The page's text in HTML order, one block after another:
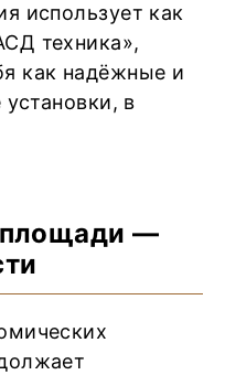
использует как
техника»,
как надёжные и
в
—